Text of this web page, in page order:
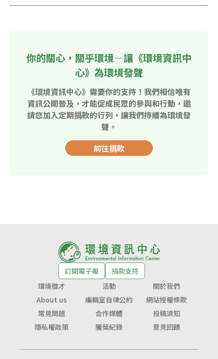
你的關心，關乎環境—讓《環境資訊中
心》為環境發聲
《環境資訊中心》需要你的支持！我們相信唯有
資訊公開普及，才能促成民眾的參與和行動，邀
請您加入定期捐款的行列，讓我們持續為環境發
聲。
前往捐款
訂閱電子報
捐款支持
環境徵才
活動
關於我們
About us
編輯室自律公約
網站授權條款
常見問題
合作媒體
投稿須知
隱私權政策
獲獎紀錄 意見回饋